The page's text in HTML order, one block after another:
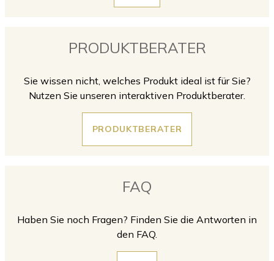
PRODUKTBERATER
Sie wissen nicht, welches Produkt ideal ist für Sie?
Nutzen Sie unseren interaktiven Produktberater.
PRODUKTBERATER
FAQ
Haben Sie noch Fragen? Finden Sie die Antworten in
den FAQ.